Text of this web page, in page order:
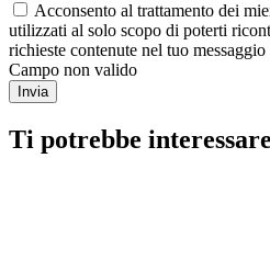
Acconsento al trattamento dei
utilizzati al solo scopo di poterti
richieste contenute nel tuo messaggio
Campo non valido
Invia
Ti potrebbe